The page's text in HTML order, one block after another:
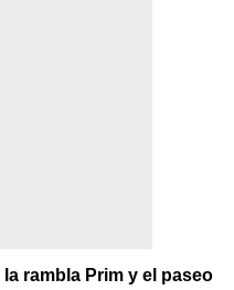
la rambla Prim y el paseo